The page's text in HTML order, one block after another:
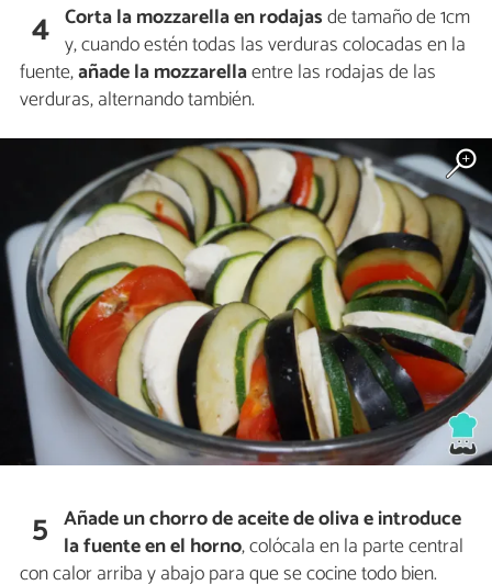
4 Corta la mozzarella en rodajasde tamaño de 1cm
y, cuando estén todas las verduras colocadas en la
fuente,añade la mozzarellaentre las rodajas de las
verduras, alternando también.
5 Añade un chorro de aceite de oliva e introduce
la fuente en el horno, colócala en la parte central
con calor arriba y abajo para que se cocine todo bien.